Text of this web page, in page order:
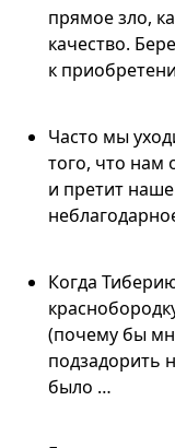
прямое зло,
качество.
к
Часто мы
того, что нам
и претит
Когда
(почему бы
подзадорить
было …